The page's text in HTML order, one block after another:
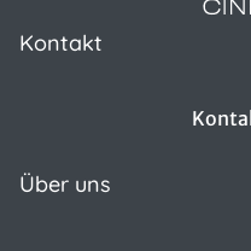
Kontakt
Über uns